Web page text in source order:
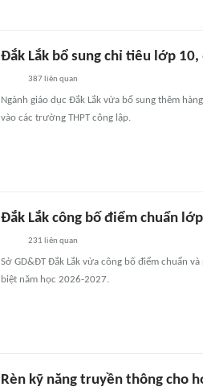
Đắk Lắk bổ sung chỉ tiêu lớp
387liên quan
Ngành giáo dục Đắk Lắk vừa bổ sung thêm
vào các trường THPT công lập.
Đắk Lắk công bố điểm chuẩn
231 liên quan
Sở GD&ĐT Đắk Lắk vừa công bố điểm chuẩn
biệt năm học 2026-2027.
Rèn kỹ năng truyền thông cho